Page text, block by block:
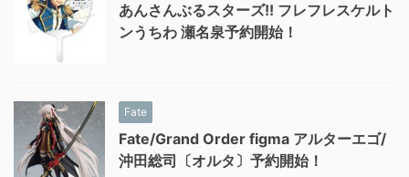
あんさんぶるスターズ!! フレフレスケルト
ンうちわ 瀬名泉予約開始！
Fate
Fate/Grand Order figma アルターエゴ/
沖田総司〔オルタ〕予約開始！